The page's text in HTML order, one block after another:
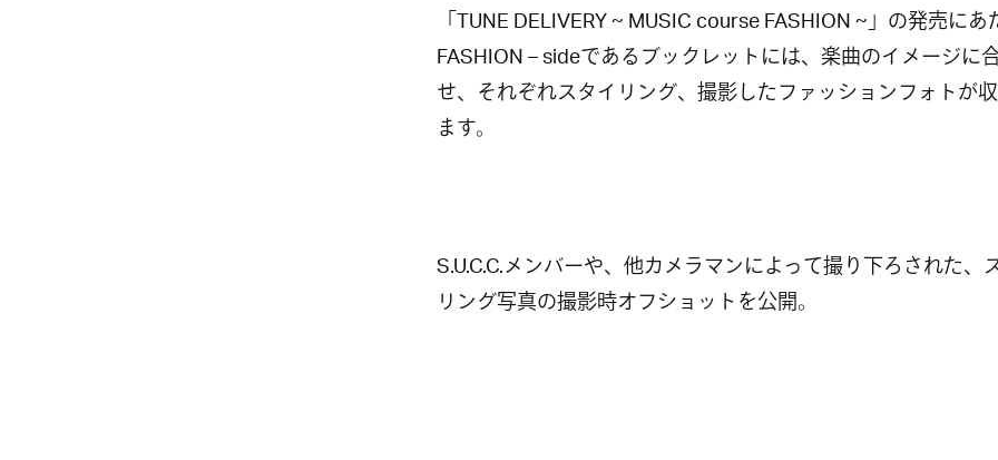
「TUNE DELIVERY ~ MUSIC course FASHION ~」の発売にあ
FASHION – sideであるブックレットには、楽曲のイメージに
せ、それぞれスタイリング、撮影したファッションフォトが
ます。
S.U.C.C.メンバーや、他カメラマンによって撮り下ろされた、
リング写真の撮影時オフショットを公開。